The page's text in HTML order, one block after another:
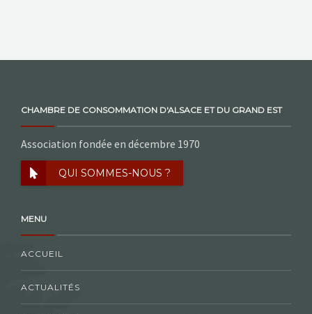
CHAMBRE DE CONSOMMATION D'ALSACE ET DU GRAND EST
Association fondée en décembre 1970
QUI SOMMES-NOUS ?
MENU
ACCUEIL
ACTUALITÉS